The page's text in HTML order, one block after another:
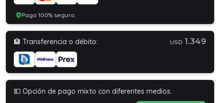
Pago 100% seguro.
🏦 Transferencia o débito: USD 1.349
💵 Opción de pago mixto con diferentes medios.